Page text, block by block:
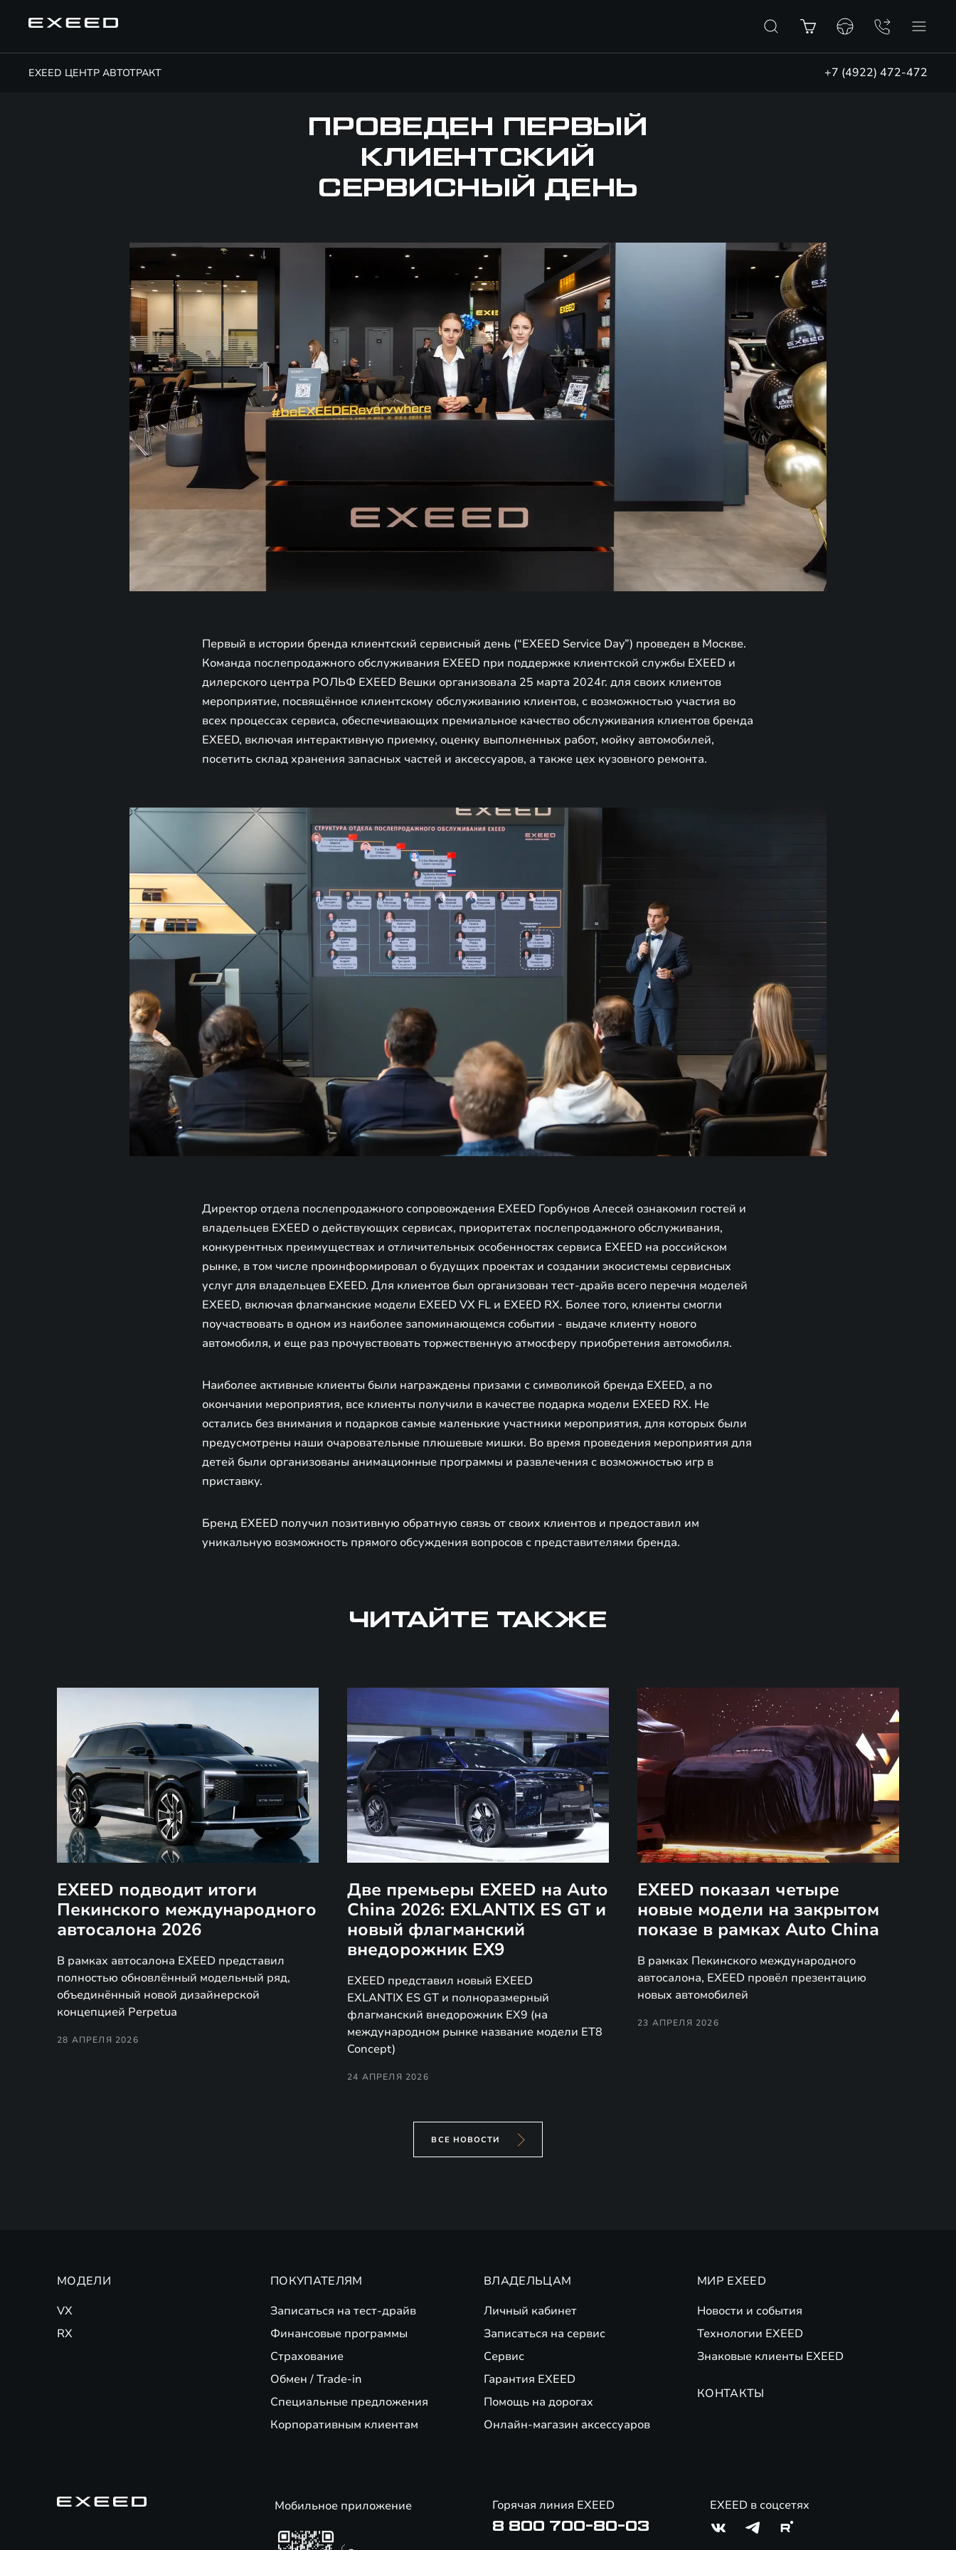
EXEED ЦЕНТР АВТОТРАКТ +7 (4922) 472-472
ПРОВЕДЕН ПЕРВЫЙ
КЛИЕНТСКИЙ
СЕРВИСНЫЙ ДЕНЬ
Первый в истории бренда клиентский сервисный день (“EXEED Service Day”) проведен в Москве.
Команда послепродажного обслуживания EXEED при поддержке клиентской службы EXEED и
дилерского центра РОЛЬФ EXEED Вешки организовала 25 марта 2024г. для своих клиентов
мероприятие, посвящённое клиентскому обслуживанию клиентов, с возможностью участия во
всех процессах сервиса, обеспечивающих премиальное качество обслуживания клиентов бренда
EXEED, включая интерактивную приемку, оценку выполненных работ, мойку автомобилей,
посетить склад хранения запасных частей и аксессуаров, а также цех кузовного ремонта.
Директор отдела послепродажного сопровождения EXEED Горбунов Алесей ознакомил гостей и
владельцев EXEED о действующих сервисах, приоритетах послепродажного обслуживания,
конкурентных преимуществах и отличительных особенностях сервиса EXEED на российском
рынке, в том числе проинформировал о будущих проектах и создании экосистемы сервисных
услуг для владельцев EXEED. Для клиентов был организован тест-драйв всего перечня моделей
EXEED, включая флагманские модели EXEED VX FL и EXEED RX. Более того, клиенты смогли
поучаствовать в одном из наиболее запоминающемся событии - выдаче клиенту нового
автомобиля, и еще раз прочувствовать торжественную атмосферу приобретения автомобиля.
Наиболее активные клиенты были награждены призами с символикой бренда EXEED, а по
окончании мероприятия, все клиенты получили в качестве подарка модели EXEED RX. Не
остались без внимания и подарков самые маленькие участники мероприятия, для которых были
предусмотрены наши очаровательные плюшевые мишки. Во время проведения мероприятия для
детей были организованы анимационные программы и развлечения с возможностью игр в
приставку.
Бренд EXEED получил позитивную обратную связь от своих клиентов и предоставил им
уникальную возможность прямого обсуждения вопросов с представителями бренда.
ЧИТАЙТЕ ТАКЖЕ
EXEED подводит итоги
Пекинского международного
автосалона 2026
В рамках автосалона EXEED представил
полностью обновлённый модельный ряд,
объединённый новой дизайнерской
концепцией Perpetua
28 АПРЕЛЯ 2026
Две премьеры EXEED на Auto
China 2026: EXLANTIX ES GT и
новый флагманский
внедорожник EX9
EXEED представил новый EXEED
EXLANTIX ES GT и полноразмерный
флагманский внедорожник EX9 (на
международном рынке название модели ET8
Concept)
24 АПРЕЛЯ 2026
EXEED показал четыре
новые модели на закрытом
показе в рамках Auto China
В рамках Пекинского международного
автосалона, EXEED провёл презентацию
новых автомобилей
23 АПРЕЛЯ 2026
ВСЕ НОВОСТИ
МОДЕЛИ
VX
RX
ПОКУПАТЕЛЯМ
Записаться на тест-драйв
Финансовые программы
Страхование
Обмен / Trade-in
Специальные предложения
Корпоративным клиентам
ВЛАДЕЛЬЦАМ
Личный кабинет
Записаться на сервис
Сервис
Гарантия EXEED
Помощь на дорогах
Онлайн-магазин аксессуаров
МИР EXEED
Новости и события
Технологии EXEED
Знаковые клиенты EXEED
КОНТАКТЫ
Мобильное приложение Горячая линия EXEED
8 800 700-80-03
EXEED в соцсетях